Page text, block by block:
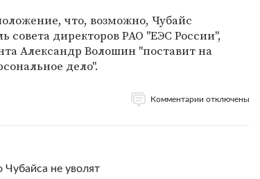
что, возможно, Чубайс
совета директоров РАО "ЕЭС России",
Александр Волошин "поставит на
дело".
Комментарии отключены
не уволят